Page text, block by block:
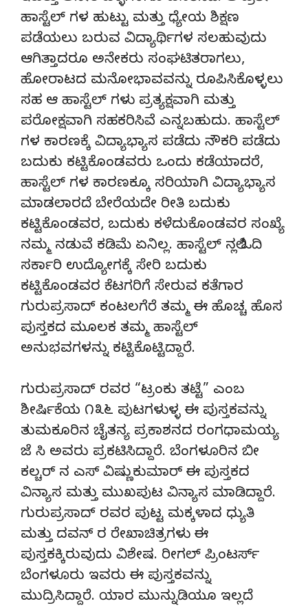
ಹಾಸ್ಟೆಲ್ ಗಳ ಹುಟ್ಟು ಮತ್ತು ಧ್ಯೇಯ ಶಿಕ್ಷಣ
ಪಡೆಯಲು ಬರುವ ವಿದ್ಯಾರ್ಥಿಗಳ ಸಲಹುವುದು
ಆಗಿತ್ತಾದರೂ ಅನೇಕರು ಸಂಘಟಿತರಾಗಲು,
ಹೋರಾಟದ ಮನೋಭಾವವನ್ನು ರೂಪಿಸಿಕೊಳ್ಳಲು
ಸಹ ಆ ಹಾಸ್ಟೆಲ್ ಗಳು ಪ್ರತ್ಯಕ್ಷವಾಗಿ‌ ಮತ್ತು
ಪರೋಕ್ಷವಾಗಿ ಸಹಕರಿಸಿವೆ ಎನ್ನಬಹುದು. ಹಾಸ್ಟೆಲ್
ಗಳ ಕಾರಣಕ್ಕೆ ವಿದ್ಯಾಭ್ಯಾಸ ಪಡೆದು ನೌಕರಿ ಪಡೆದು
ಬದುಕು ಕಟ್ಟಿಕೊಂಡವರು ಒಂದು ಕಡೆಯಾದರೆ,
ಹಾಸ್ಟೆಲ್ ಗಳ ಕಾರಣಕ್ಕೂ ಸರಿಯಾಗಿ ವಿದ್ಯಾಭ್ಯಾಸ
ಮಾಡಲಾರದೆ ಬೇರೆಯದೇ ರೀತಿ ಬದುಕು
ಕಟ್ಟಿಕೊಂಡವರ, ಬದುಕು ಕಳೆದುಕೊಂಡವರ ಸಂಖ್ಯೆ
ನಮ್ಮ ನಡುವೆ ಕಡಿಮೆ ಏನಿಲ್ಲ. ಹಾಸ್ಟೆಲ್ ನಲ್ಲಿ ಓದಿ
ಸರ್ಕಾರಿ ಉದ್ಯೋಗಕ್ಕೆ ಸೇರಿ ಬದುಕು
ಕಟ್ಟಿಕೊಂಡವರ ಕೆಟಗರಿಗೆ ಸೇರುವ ಕತೆಗಾರ
ಗುರುಪ್ರಸಾದ್ ಕಂಟಲಗೆರೆ ತಮ್ಮ ಈ ಹೊಚ್ಚ ಹೊಸ
ಪುಸ್ತಕದ ಮೂಲಕ ತಮ್ಮ ಹಾಸ್ಟೆಲ್
ಅನುಭವಗಳನ್ನು ಕಟ್ಟಿಕೊಟ್ಟಿದ್ದಾರೆ.
ಗುರುಪ್ರಸಾದ್ ರವರ “ಟ್ರಂಕು ತಟ್ಟೆ” ಎಂಬ
ಶೀರ್ಷಿಕೆಯ ೧೩೬ ಪುಟಗಳುಳ್ಳ ಈ ಪುಸ್ತಕವನ್ನು
ತುಮಕೂರಿನ ಚೈತನ್ಯ ಪ್ರಕಾಶನದ ರಂಗಧಾಮಯ್ಯ
ಜೆ ಸಿ ಅವರು ಪ್ರಕಟಿಸಿದ್ದಾರೆ. ಬೆಂಗಳೂರಿನ ಬೀ
ಕಲ್ಚರ್ ನ ಎಸ್ ವಿಷ್ಣುಕುಮಾರ್ ಈ ಪುಸ್ತಕದ
ವಿನ್ಯಾಸ ಮತ್ತು ಮುಖಪುಟ ವಿನ್ಯಾಸ ಮಾಡಿದ್ದಾರೆ.
ಗುರುಪ್ರಸಾದ್ ರವರ ಪುಟ್ಟ ಮಕ್ಕಳಾದ ಧ್ಯುತಿ
ಮತ್ತು ದವನ್ ರ ರೇಖಾಚಿತ್ರಗಳು ಈ
ಪುಸ್ತಕಕ್ಕಿರುವುದು ವಿಶೇಷ. ರೀಗಲ್ ಪ್ರಿಂಟರ್ಸ್
ಬೆಂಗಳೂರು ಇವರು ಈ ಪುಸ್ತಕವನ್ನು
ಮುದ್ರಿಸಿದ್ದಾರೆ. ಯಾರ ಮುನ್ನುಡಿಯೂ ಇಲ್ಲದೆ